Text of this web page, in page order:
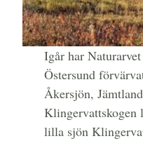
Igår har
Östersund
Åkersjön,
Klingervattskogen
lilla sjön